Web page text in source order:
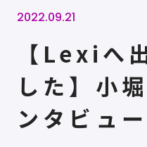
2022.09.21
【Lexiへ
した】小
ンタビュー